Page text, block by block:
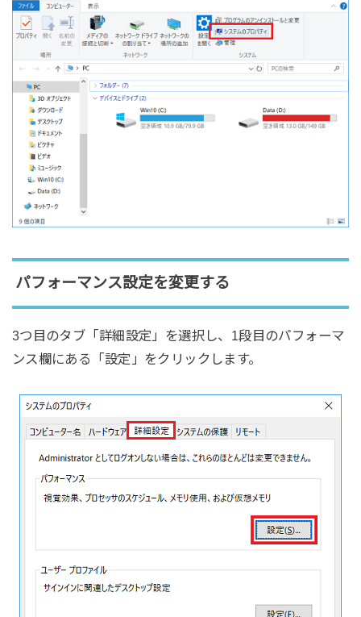
パフォーマンス設定を変更する
3つ目のタブ「詳細設定」を選択し、1段目のパフォーマ
ンス欄にある「設定」をクリックします。